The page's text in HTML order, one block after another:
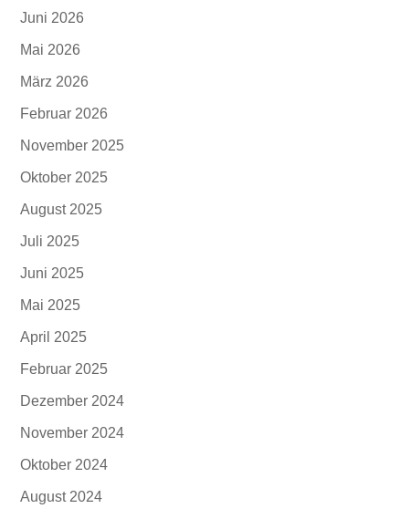
Juni 2026
Mai 2026
März 2026
Februar 2026
November 2025
Oktober 2025
August 2025
Juli 2025
Juni 2025
Mai 2025
April 2025
Februar 2025
Dezember 2024
November 2024
Oktober 2024
August 2024